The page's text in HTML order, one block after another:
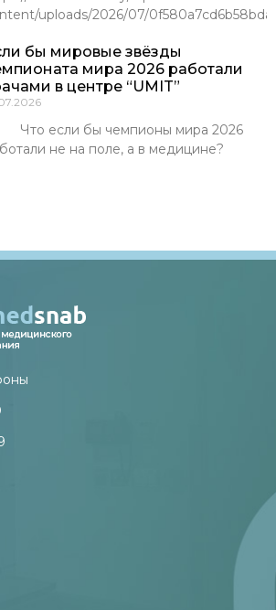
uploads/2026/07/
бы мировые звёзды
мира 2026 работали
в центре “UMIT”
если бы чемпионы мира 2026
не на поле, а в медицине?